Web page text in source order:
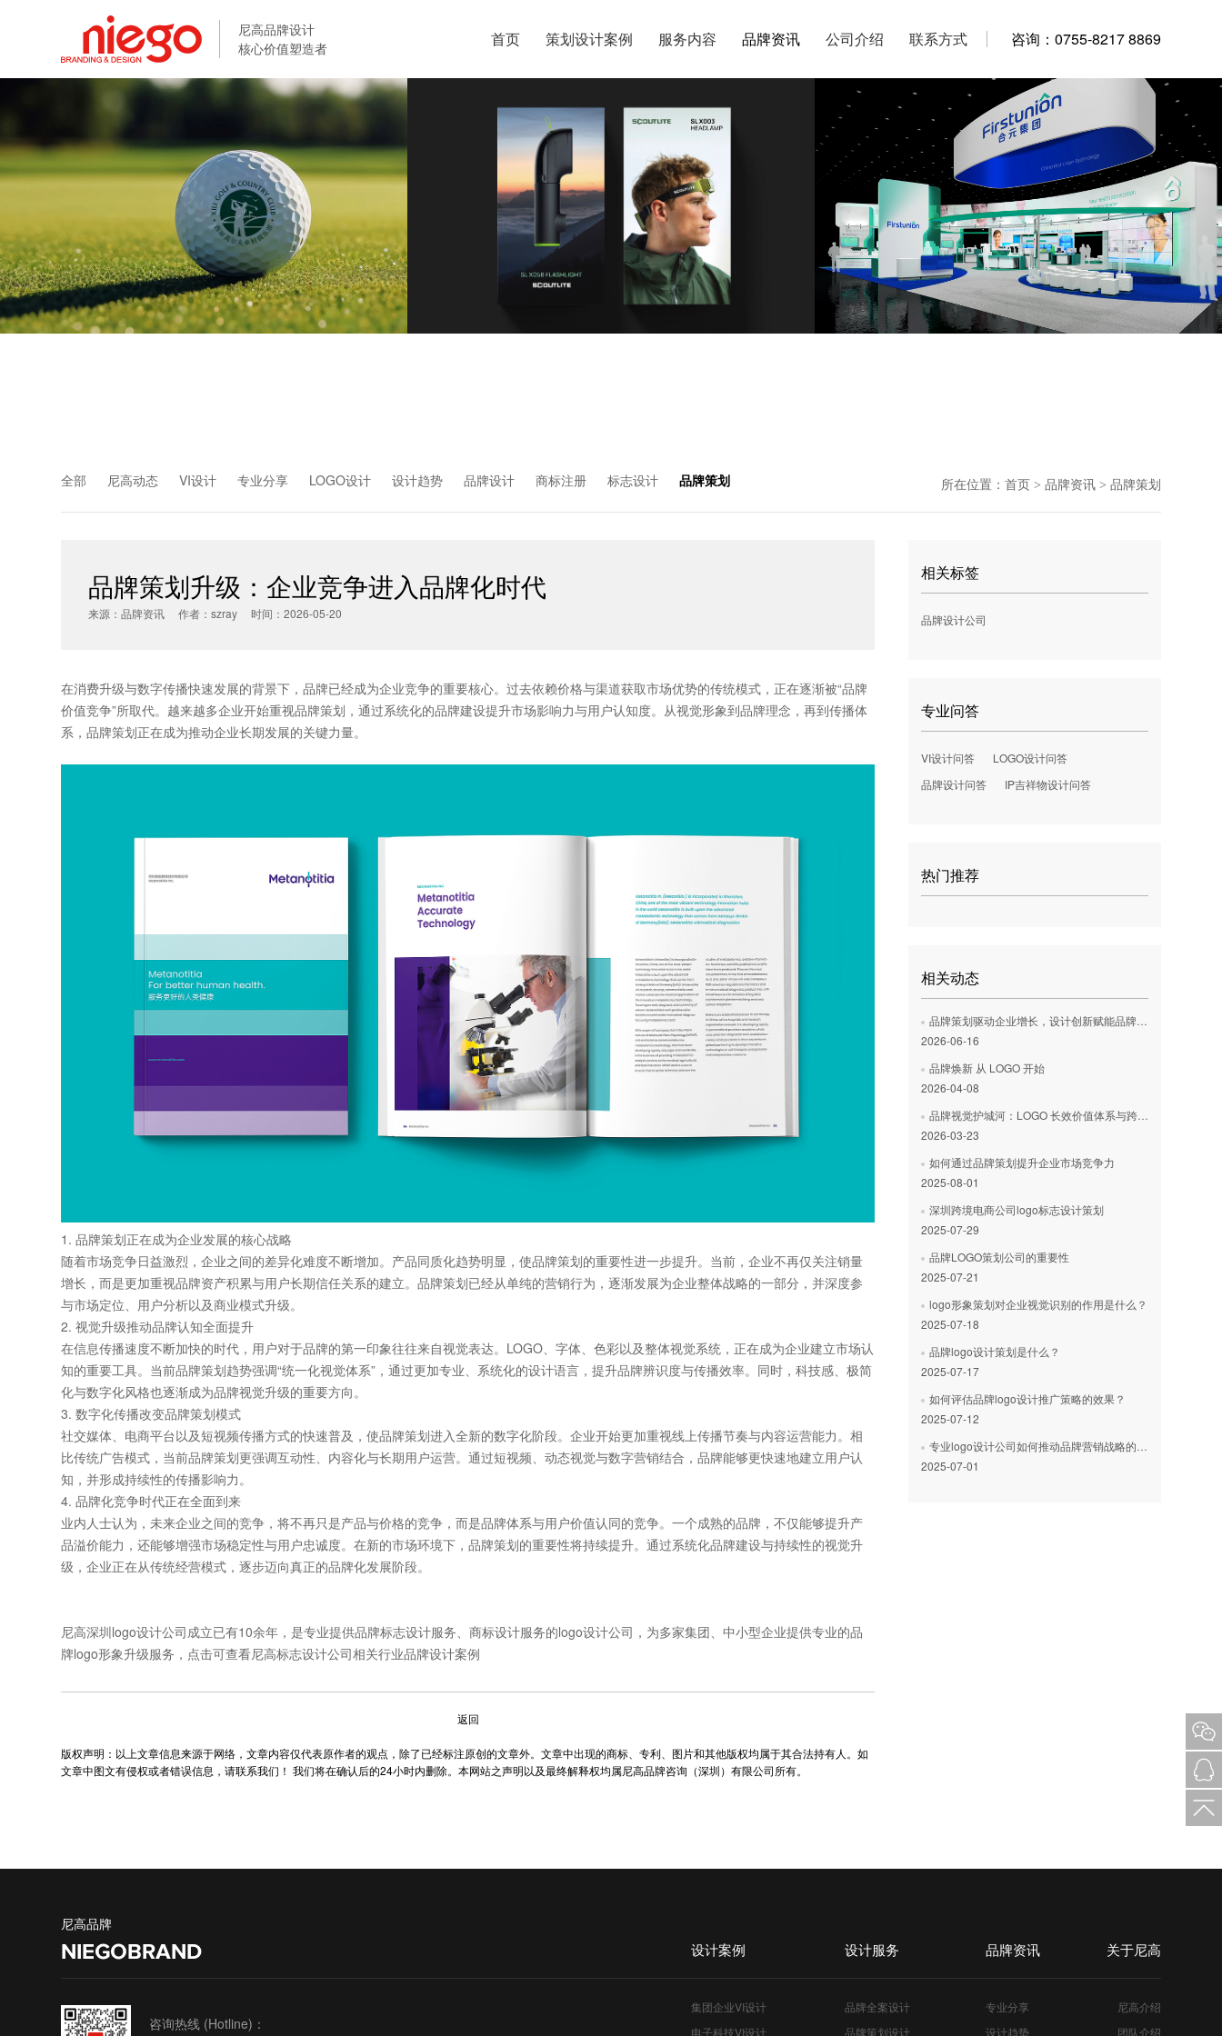
尼高品牌设计
核心价值塑造者
首页 策划设计案例 服务内容 品牌资讯 公司介绍 联系方式 咨询：0755-8217 8869
尼高品牌设计
核心价值塑造者
首页 策划设计案例 服务内容 品牌资讯 公司介绍 联系方式 咨询：0755-8217 8869
全部 尼高动态 VI设计 专业分享 LOGO设计 设计趋势 品牌设计 商标注册 标志设计 品牌策划 所在位置： 首页 > 品牌资讯 > 品牌策划
品牌策划升级：企业竞争进入品牌化时代
来源：品牌资讯 作者：szray 时间：2026-05-20
在消费升级与数字传播快速发展的背景下，品牌已经成为企业竞争的重要核心。过去依赖价格与渠道获取市场优势的传统模式，正在逐渐被“品牌
价值竞争”所取代。越来越多企业开始重视品牌策划，通过系统化的品牌建设提升市场影响力与用户认知度。从视觉形象到品牌理念，再到传播体
系，品牌策划正在成为推动企业长期发展的关键力量。
1.品牌策划正在成为企业发展的核心战略
随着市场竞争日益激烈，企业之间的差异化难度不断增加。产品同质化趋势明显，使品牌策划的重要性进一步提升。当前，企业不再仅关注销量
增长，而是更加重视品牌资产积累与用户长期信任关系的建立。品牌策划已经从单纯的营销行为，逐渐发展为企业整体战略的一部分，并深度参
与市场定位、用户分析以及商业模式升级。
2. 视觉升级推动品牌认知全面提升
在信息传播速度不断加快的时代，用户对于品牌的第一印象往往来自视觉表达。LOGO、字体、色彩以及整体视觉系统，正在成为企业建立市场认
知的重要工具。当前品牌策划趋势强调“统一化视觉体系”，通过更加专业、系统化的设计语言，提升品牌辨识度与传播效率。同时，科技感、极简
化与数字化风格也逐渐成为品牌视觉升级的重要方向。
3. 数字化传播改变品牌策划模式
社交媒体、电商平台以及短视频传播方式的快速普及，使品牌策划进入全新的数字化阶段。企业开始更加重视线上传播节奏与内容运营能力。相
比传统广告模式，当前品牌策划更强调互动性、内容化与长期用户运营。通过短视频、动态视觉与数字营销结合，品牌能够更快速地建立用户认
知，并形成持续性的传播影响力。
4. 品牌化竞争时代正在全面到来
业内人士认为，未来企业之间的竞争，将不再只是产品与价格的竞争，而是品牌体系与用户价值认同的竞争。一个成熟的品牌，不仅能够提升产
品溢价能力，还能够增强市场稳定性与用户忠诚度。在新的市场环境下，品牌策划的重要性将持续提升。通过系统化品牌建设与持续性的视觉升
级，企业正在从传统经营模式，逐步迈向真正的品牌化发展阶段。
尼高深圳logo设计公司成立已有10余年，是专业提供品牌标志设计服务、商标设计服务的logo设计公司 ，为多家集团、中小型企业提供专业的品
牌logo形象升级服务 ，点击可查看尼高标志设计公司相关行业品牌设计案例
返回
版权声明：以上文章信息来源于网络，文章内容仅代表原作者的观点，除了已经标注原创的文章外。文章中出现的商标、专利、图片和其他版权均属于其合法持有人。如
文章中图文有侵权或者错误信息，请联系我们！ 我们将在确认后的24小时内删除。本网站之声明以及最终解释权均属尼高品牌咨询（深圳）有限公司所有。
相关标签
品牌设计公司
专业问答
VI设计问答
LOGO设计问答
品牌设计问答
IP吉祥物设计问答
热门推荐
相关动态
品牌策划驱动企业增长，设计创新赋能品牌价值
2026-06-16
品牌焕新 从 LOGO 开始
2026-04-08
品牌视觉护城河：LOGO 长效价值体系与跨场景应用策划
2026-03-23
‌如何通过品牌策划提升企业市场竞争力
2025-08-01
深圳跨境电商公司logo标志设计策划
2025-07-29
品牌LOGO策划公司的重要性
2025-07-21
logo形象策划对企业视觉识别的作用是什么？
2025-07-18
品牌logo设计策划是什么？
2025-07-17
如何评估品牌logo设计推广策略的效果？
2025-07-12
专业logo设计公司如何推动品牌营销战略的成功实施
2025-07-01
尼高品牌
NIEGOBRAND
咨询热线 (Hotline)：
设计案例
集团企业VI设计
电子科技VI设计
设计服务
品牌全案设计
品牌策划设计
品牌资讯
专业分享
设计趋势
关于尼高
尼高介绍
团队介绍